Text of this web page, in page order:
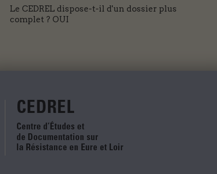
Le CEDREL dispose-t-il d'un dossier plus
complet ? OUI